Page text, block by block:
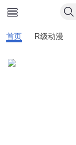
首页 R级动漫